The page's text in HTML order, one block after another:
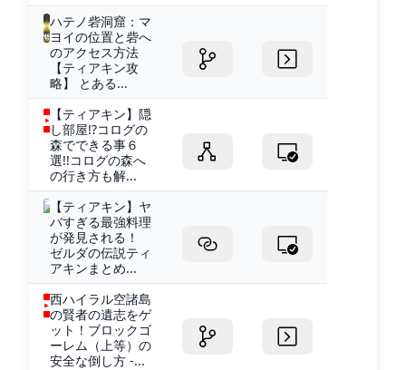
ハテノ砦洞窟：マ
ヨイの位置と砦へ
のアクセス方法
【ティアキン攻
略】 とある...
【ティアキン】隠
し部屋!?コログの
森でできる事６
選!!コログの森へ
の行き方も解...
【ティアキン】ヤ
バすぎる最強料理
が発見される！
ゼルダの伝説ティ
アキンまとめ...
西ハイラル空諸島
の賢者の遺志をゲ
ット！ブロックゴ
ーレム（上等）の
安全な倒し方 -...